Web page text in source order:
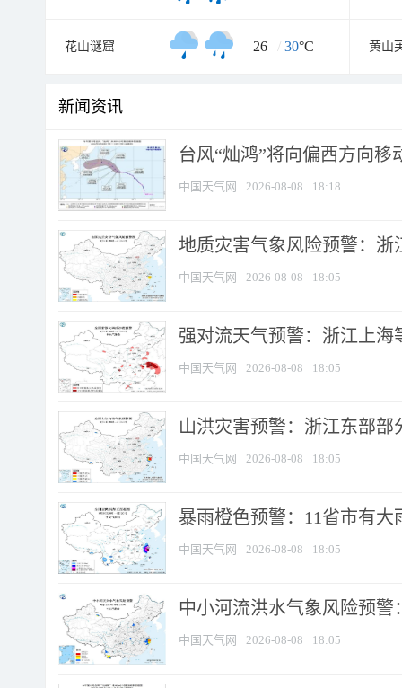
花山谜窟 26 / 30°C 黄山
新闻资讯
台风“灿鸿”将向偏西方向移
中国天气网 2026-08-08 18:18
地质灾害气象风险预警：
中国天气网 2026-08-08 18:05
强对流天气预警：浙江上海
中国天气网 2026-08-08 18:05
山洪灾害预警：浙江东部
中国天气网 2026-08-08 18:05
暴雨橙色预警：11省市有
中国天气网 2026-08-08 18:05
中小河流洪水气象风险预
中国天气网 2026-08-08 18:05